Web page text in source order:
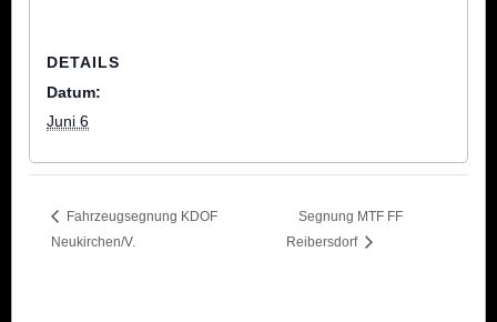
DETAILS
Datum:
Juni 6
Fahrzeugsegnung KDOF
Neukirchen/V.
Segnung MTF FF
Reibersdorf